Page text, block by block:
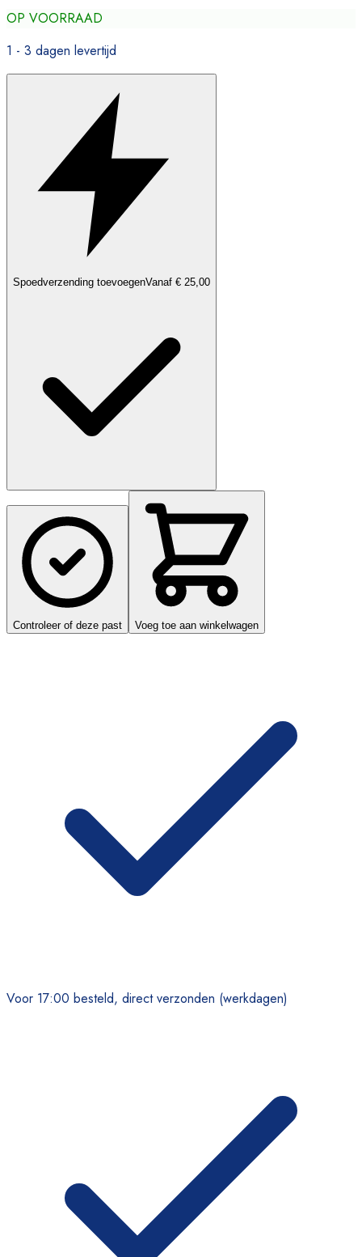
OP VOORRAAD
1 - 3 dagen levertijd
Spoedverzending toevoegenVanaf € 25,00
Controleer of deze past Voeg toe aan winkelwagen
Voor 17:00 besteld, direct verzonden (werkdagen)